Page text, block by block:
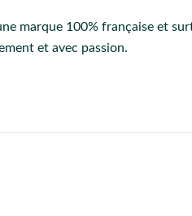
marque 100% française et
et avec passion.